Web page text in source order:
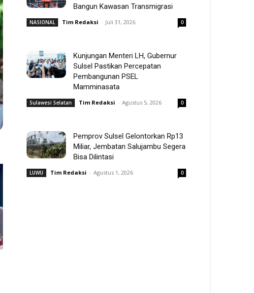
Bangun Kawasan Transmigrasi
NASIONAL Tim Redaksi - Juli 31, 2026 0
Kunjungan Menteri LH, Gubernur
Sulsel Pastikan Percepatan
Pembangunan PSEL
Mamminasata
Sulawesi Selatan Tim Redaksi - Agustus 5, 2026 0
Pemprov Sulsel Gelontorkan Rp13
Miliar, Jembatan Salujambu Segera
Bisa Dilintasi
LUWU Tim Redaksi - Agustus 1, 2026 0